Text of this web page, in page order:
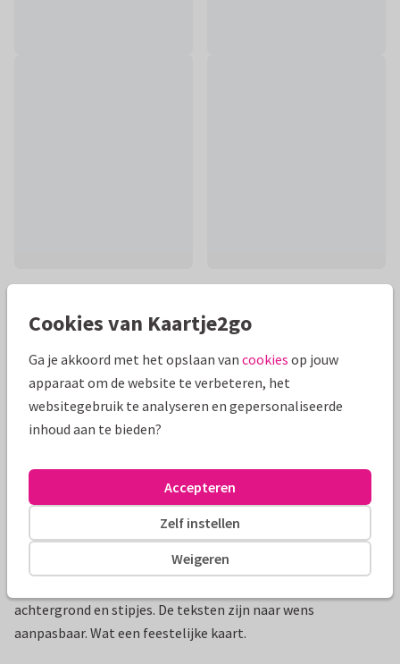
Mooie extra's bij je kaart
achtergrond en stipjes. De teksten zijn naar wens
aanpasbaar. Wat een feestelijke kaart.
Cookies van Kaartje2go
Ga je akkoord met het opslaan van cookies op jouw
apparaat om de website te verbeteren, het
websitegebruik te analyseren en gepersonaliseerde
inhoud aan te bieden?
Weigeren
Zelf instellen
Accepteren